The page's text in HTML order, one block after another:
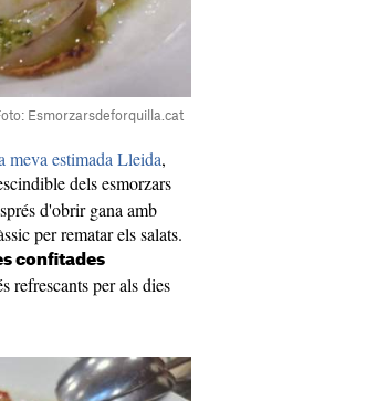
Esmorzarsdeforquilla.cat
meva estimada Lleida,
dels esmorzars
d'obrir gana amb
per rematar els salats.
confitades
refrescants per als dies